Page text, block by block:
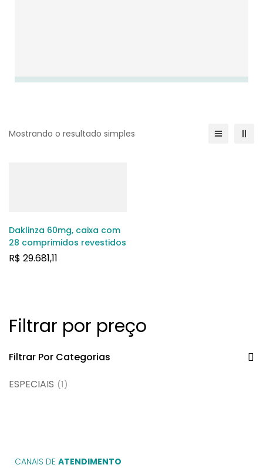
Filtrar por preço
Filtrar Por Categorias
ESPECIAIS (1)
Mostrando o resultado simples
Daklinza 60mg, caixa com
28 comprimidos revestidos
R$ 29.681,11
CANAIS DE ATENDIMENTO